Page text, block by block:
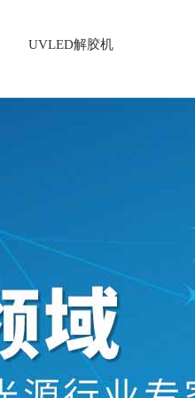
UVLED解胶机